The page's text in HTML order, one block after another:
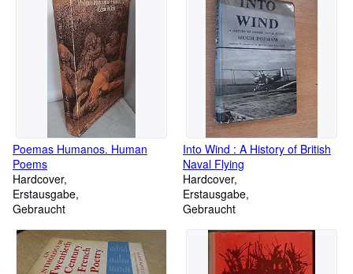
Poemas Humanos. Human
Poems
Hardcover
Erstausgabe
Gebraucht
Into Wind : A History of British
Naval Flying
Hardcover
Erstausgabe
Gebraucht